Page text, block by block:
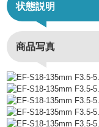
状態説明
商品写真